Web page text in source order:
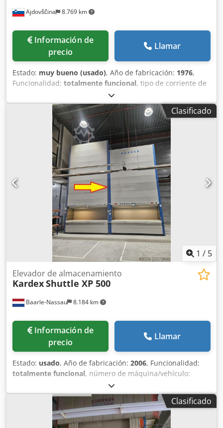
Ajdovščina 8.769 km
Información de
precio
Llamar
Estado: muy bueno (usado), Año de fabricación: 1976,
Funcionalidad: totalmente funcional, tipo de corriente de
Aire acondicionado, Machinge está en perfecto
estado de funcionamiento. Es una máquina muy rápida,
pick-up fue remanufacturado. Vender debido a la
jubilación en el futuro. Dedpfxjnyiyao Amfekr El resto de
máquinas, equipos completos también estarán a la venta
en el futuro. Tres máquinas cnc, dos carretillas elevadoras,
etc ... No todos los artículos están en las fotos porque hay
un límite de 15 fotos. Contacto para fotos.
Clasificado
1 / 5
Baarle-Nassau 8.184 km
Elevador de almacenamiento
KardexShuttle XP 500
Información de
precio
Llamar
Estado: usado, Año de fabricación: 2006, Funcionalidad:
totalmente funcional, número de máquina/vehículo:
6.050 mm
mm, longitud total:3.074 mm, capacidad de carga por
sección de almacenamiento:210 kg, altura de
construcción:6.050 mm, tensión de entrada: 400 V
Sistema automatizado de optimización de almacenamiento
Clasificado